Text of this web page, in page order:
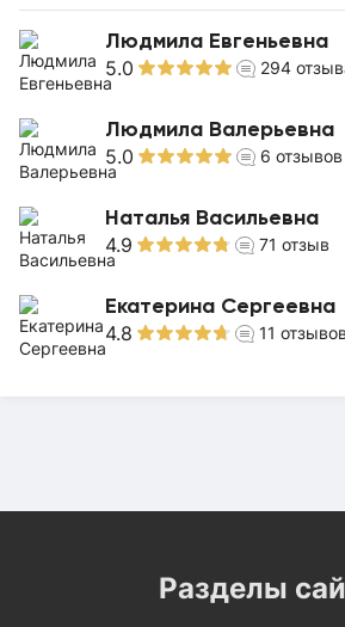
Людмила Евгеньевна
5.0 294
Людмила Валерьевна
5.0 6 отзывов
Наталья Васильевна
4.9 71 отзыв
Екатерина Сергеевна
4.8 11 отзывов
Разделы